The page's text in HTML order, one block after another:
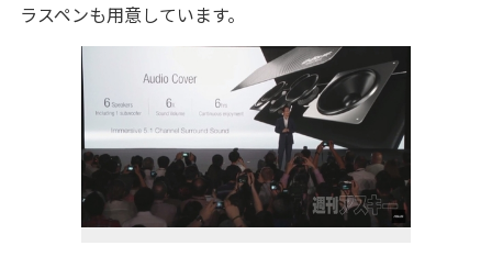
ラスペンも用意しています。